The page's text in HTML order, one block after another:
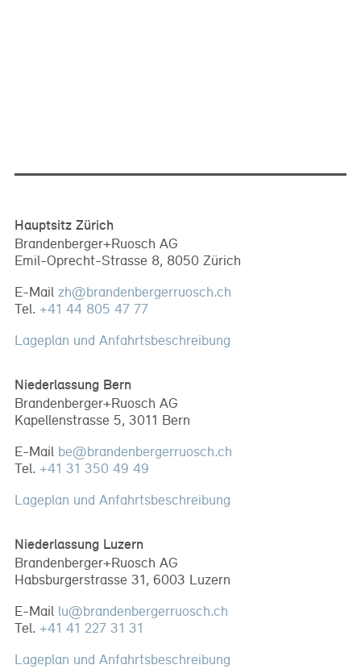
Hauptsitz Zürich
Brandenberger+Ruosch AG
Emil-Oprecht-Strasse 8, 8050 Zürich
E-Mail zh@brandenbergerruosch.ch
Tel. +41 44 805 47 77
Lageplan und Anfahrtsbeschreibung
Niederlassung Bern
Brandenberger+Ruosch AG
Kapellenstrasse 5, 3011 Bern
E-Mail be@brandenbergerruosch.ch
Tel. +41 31 350 49 49
Lageplan und Anfahrtsbeschreibung
Niederlassung Luzern
Brandenberger+Ruosch AG
Habsburgerstrasse 31, 6003 Luzern
E-Mail lu@brandenbergerruosch.ch
Tel. +41 41 227 31 31
Lageplan und Anfahrtsbeschreibung